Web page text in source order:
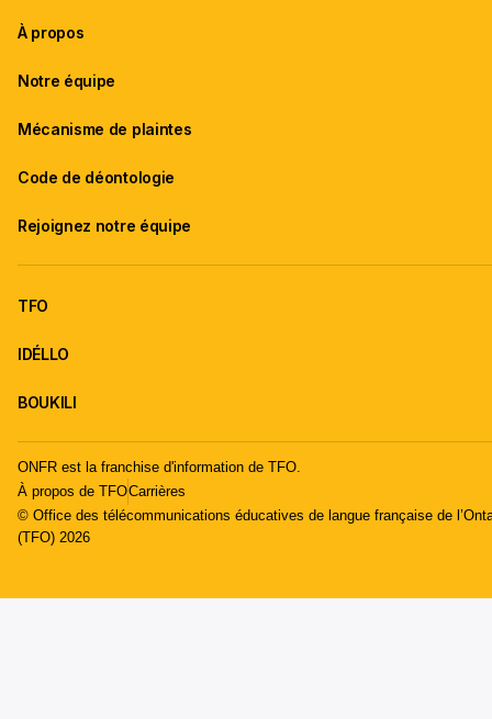
À propos
Notre équipe
Mécanisme de plaintes
Code de déontologie
Rejoignez notre équipe
TFO
IDÉLLO
BOUKILI
ONFR est la franchise d'information de TFO.
À propos de TFOCarrières
© Office des télécommunications éducatives de langue française de
(TFO) 2026